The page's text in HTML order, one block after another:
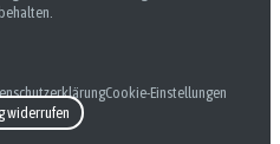
Cookie-Einstellungen
widerrufen